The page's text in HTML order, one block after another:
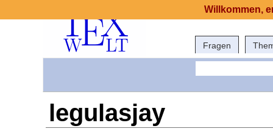
Fragen
legulasjay
Willkommen,